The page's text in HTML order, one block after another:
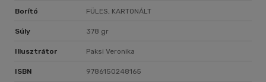
Borító FÜLES, KARTONÁLT
Súly 378 gr
Illusztrátor Paksi Veronika
ISBN 9786150248165